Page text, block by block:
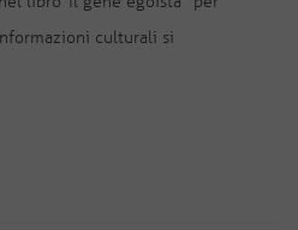
culturali si